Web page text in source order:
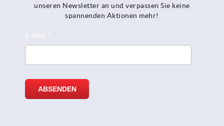
unseren Newsletter an und verpassen Sie keine
spannenden Aktionen mehr!